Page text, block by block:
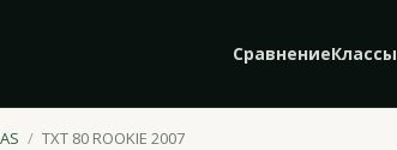
СравнениеКлассы
TXT 80 ROOKIE 2007